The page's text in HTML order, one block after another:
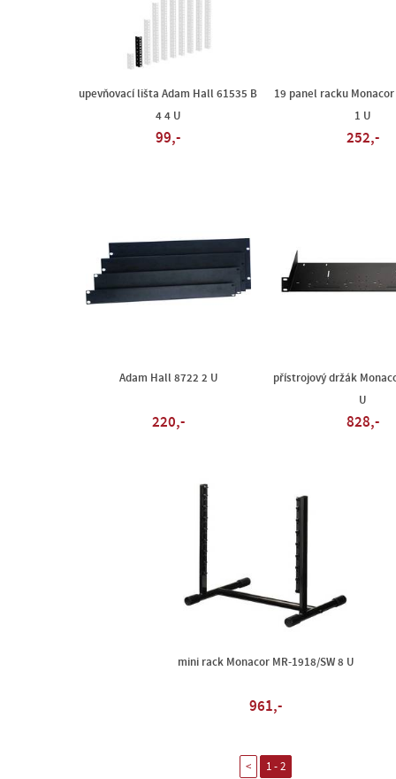
upevňovací lišta Adam Hall 61535 B
4 4 U
99,-
19 panel racku Monacor
1 U
252,-
Adam Hall 8722 2 U
220,-
přístrojový držák
U
828,-
mini rack Monacor MR-1918/SW 8 U
961,-
< 1 - 2